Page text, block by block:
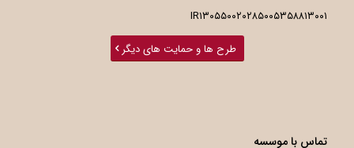
IR۱۳۰۵۵۰۰۲۰۲۸۵۰۰۵۳۵۸۸۱۳۰۰۱
طرح ها و حمایت های دیگر
تماس با موسسه